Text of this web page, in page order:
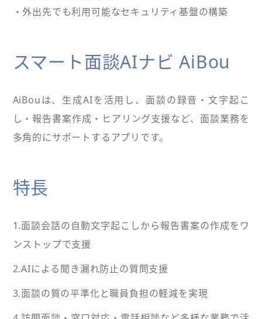
・外出先でも利用可能なセキュリティ基盤の構築
スマート面談AIナビ AiBou
AiBouは、生成AIを活用し、面談の録音・文字起こ
し・報告書案作成・ヒアリング支援など、面談業務を
多角的にサポートするアプリです。
特長
1.面談会話の自動文字起こしから報告書案の作成をワ
ンストップで支援
2.AIによる聞き漏れ防止の質問支援
3.面談の質の平準化と職員負担の軽減を実現